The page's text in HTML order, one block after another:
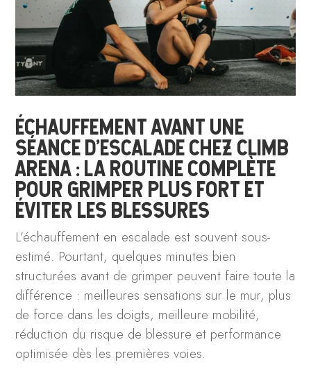
ÉCHAUFFEMENT AVANT UNE
SÉANCE D’ESCALADE CHEZ CLIMB
ARENA : LA ROUTINE COMPLÈTE
POUR GRIMPER PLUS FORT ET
ÉVITER LES BLESSURES
L’échauffement en escalade est souvent sous-
estimé. Pourtant, quelques minutes bien
structurées avant de grimper peuvent faire toute la
différence : meilleures sensations sur le mur, plus
de force dans les doigts, meilleure mobilité,
réduction du risque de blessure et performance
optimisée dès les premières voies.